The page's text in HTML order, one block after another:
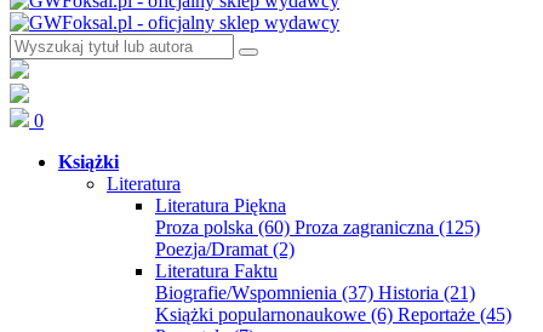
0
Książki
Literatura
Literatura Piękna
Proza polska (60) Proza zagraniczna (125)
Poezja/Dramat (2)
Literatura Faktu
Biografie/Wspomnienia (37) Historia (21)
Książki popularnonaukowe (6) Reportaże (45)